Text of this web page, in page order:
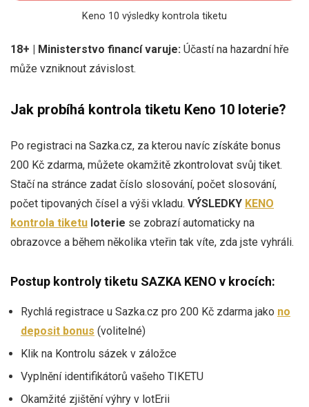
Keno 10 výsledky kontrola tiketu
18+ | Ministerstvo financí varuje: Účastí na hazardní hře
může vzniknout závislost.
Jak probíhá kontrola tiketu Keno 10 loterie?
Po registraci na Sazka.cz, za kterou navíc získáte bonus
200 Kč zdarma, můžete okamžitě zkontrolovat svůj tiket.
Stačí na stránce zadat číslo slosování, počet slosování,
počet tipovaných čísel a výši vkladu. VÝSLEDKY KENO
kontrola tiketu loterie se zobrazí automaticky na
obrazovce a během několika vteřin tak víte, zda jste vyhráli.
Postup kontroly tiketu SAZKA KENO v krocích:
Rychlá registrace u Sazka.cz pro 200 Kč zdarma jako no
deposit bonus (volitelné)
Klik na Kontrolu sázek v záložce
Vyplnění identifikátorů vašeho TIKETU
Okamžité zjištění výhry v lotErii